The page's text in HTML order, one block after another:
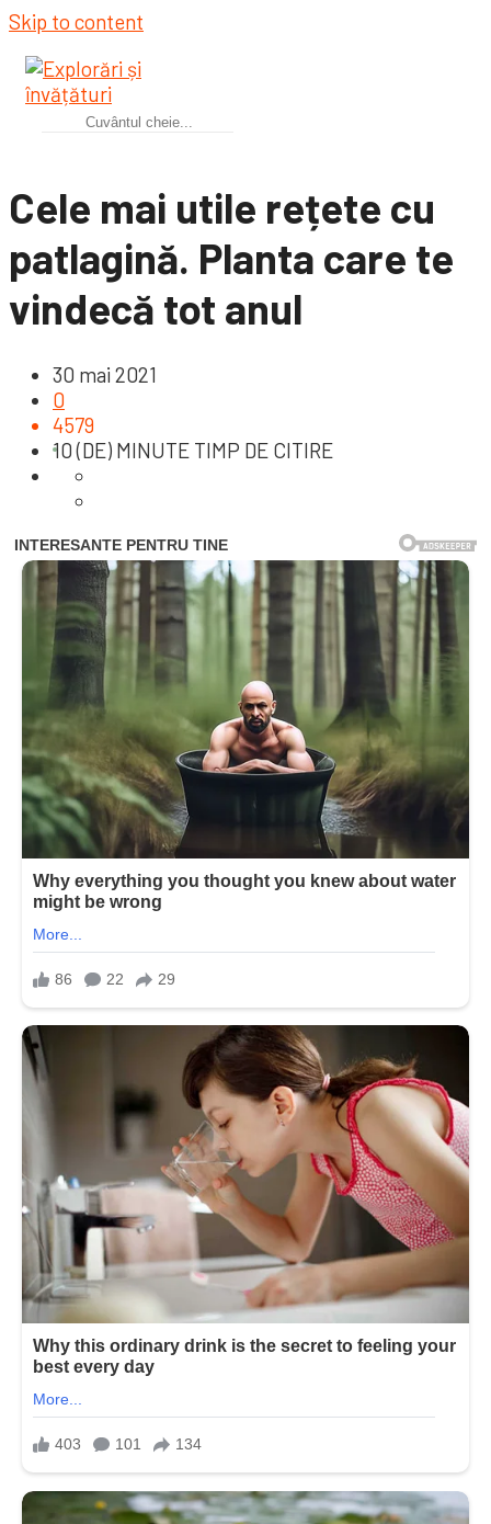
Skip to content
Cele mai utile rețete cu
patlagină. Planta care te
vindecă tot anul
30 mai 2021
0
4579
10 (DE) MINUTE TIMP DE CITIRE